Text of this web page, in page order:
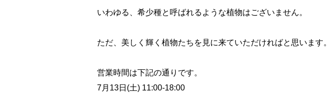
いわゆる、希少種と呼ばれるような植物はございません。
ただ、美しく輝く植物たちを見に来ていただければと思います。
営業時間は下記の通りです。
7月13日(土) 11:00-18:00